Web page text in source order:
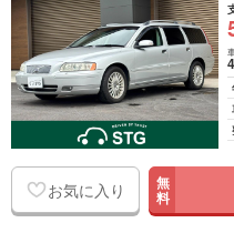
お気に入り 無
料